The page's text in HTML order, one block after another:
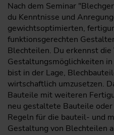
Nach dem Seminar
du Kenntnisse und
gewichtsoptimierten,
funktionsgerechten
Blechteilen. Du erkennst
Gestaltungsmöglichkeiten
bist in der Lage,
wirtschaftlich umzusetzen.
Bauteile mit weiteren
neu gestaltete Bauteile
Regeln für die bauteil- und
Gestaltung von Blechteilen